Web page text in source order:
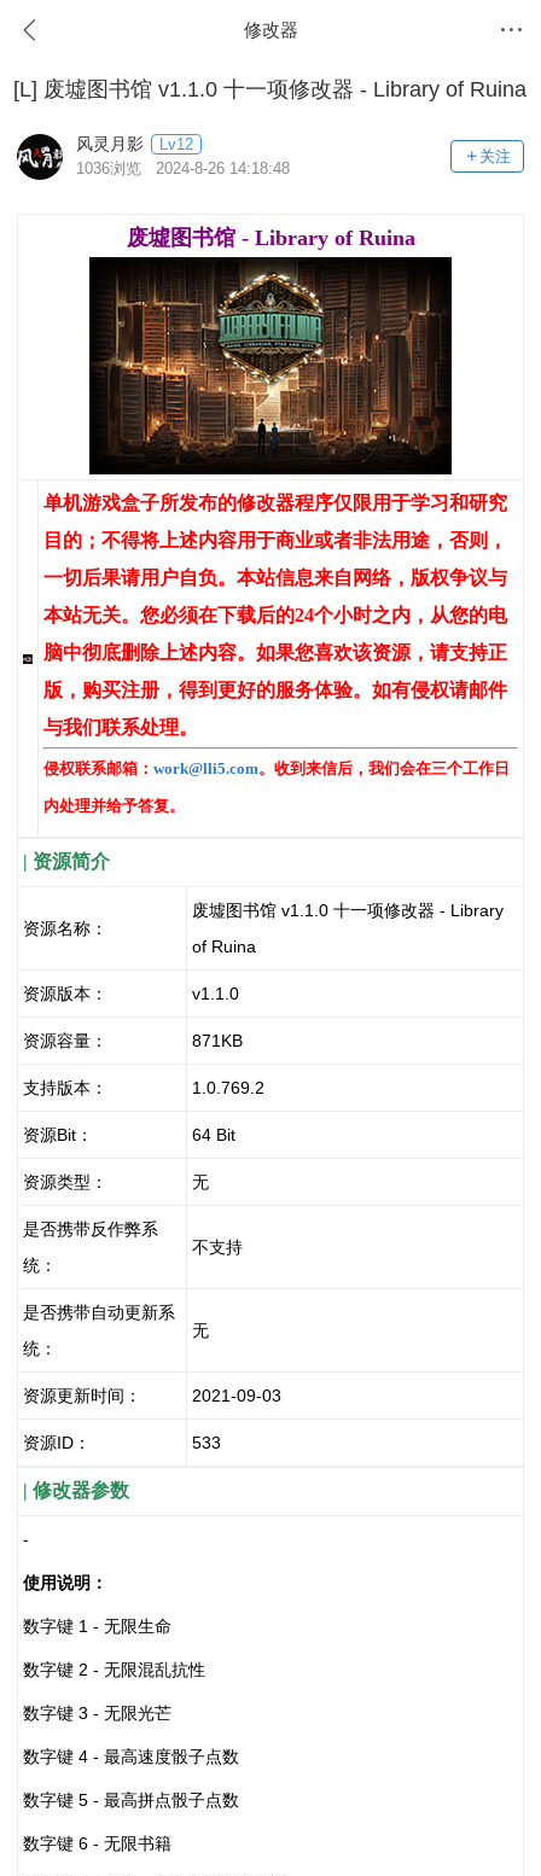
修改器
[L] 废墟图书馆 v1.1.0 十一项修改器 - Library of Ruina
风灵月影
Lv12
1036浏览 2024-8-26 14:18:48
关注
废墟图书馆 - Library of Ruina
单机游戏盒子所发布的修改器程序仅限用于学习和研究
目的；不得将上述内容用于商业或者非法用途，否则，
一切后果请用户自负。本站信息来自网络，版权争议与
本站无关。您必须在下载后的24个小时之内，从您的电
脑中彻底删除上述内容。如果您喜欢该资源，请支持正
版，购买注册，得到更好的服务体验。如有侵权请邮件
与我们联系处理。
侵权联系邮箱： work@lli5.com。收到来信后，我们会在三个工作日
内处理并给予答复。
| 资源简介
资源名称：
废墟图书馆 v1.1.0 十一项修改器 - Library
of Ruina
资源版本： v1.1.0
资源容量： 871KB
支持版本： 1.0.769.2
资源Bit： 64 Bit
资源类型： 无
是否携带反作弊系
统：
不支持
是否携带自动更新系
统 ：
无
资源更新时间： 2021-09-03
资源ID： 533
| 修改器参数
-
使用说明：
数字键 1 - 无限生命
数字键 2 - 无限混乱抗性
数字键 3 - 无限光芒
数字键 4 - 最高速度骰子点数
数字键 5 - 最高拼点骰子点数
数字键 6 - 无限书籍